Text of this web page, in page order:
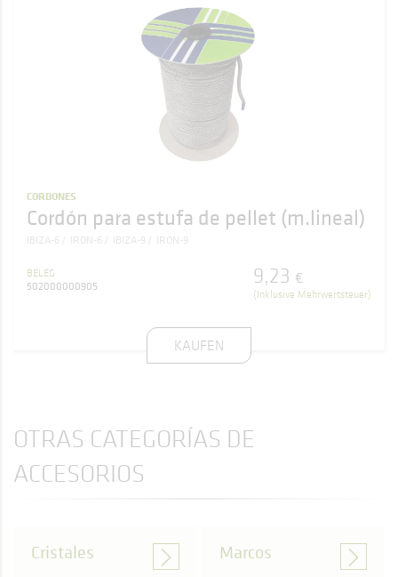
CORDONES
Cordón para estufa de pellet (m.lineal)
IBIZA-6 IRON-6 IBIZA-9 IRON-9
BELEG
502000000905
9,23 €
(Inklusive Mehrwertsteuer)
KAUFEN
OTRAS CATEGORÍAS DE
ACCESORIOS
Cristales Marcos